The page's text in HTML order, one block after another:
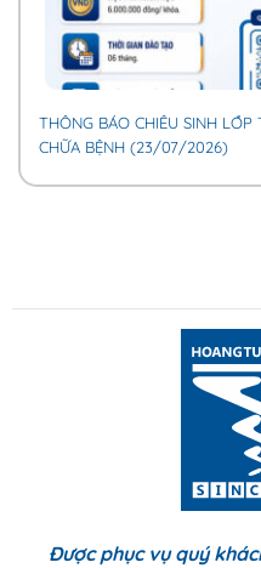
THÔNG BÁO CHIÊU SINH
CHỮA BỆNH (23/07/2026)
Được phục vụ quý